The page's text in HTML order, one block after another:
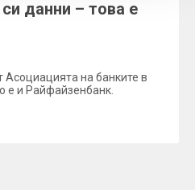
данни – това е
Асоциацията на банките в
е и Райфайзенбанк.